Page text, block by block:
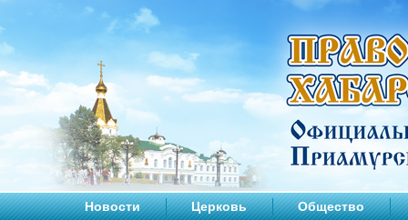
Новости Церковь Общество